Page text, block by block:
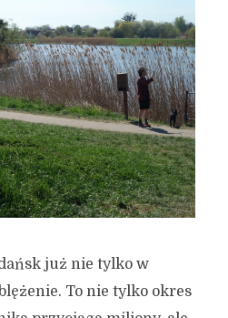
już nie tylko w
To nie tylko okres